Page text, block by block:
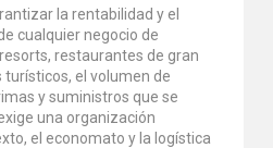
la rentabilidad y el
cualquier negocio de
restaurantes de gran
el volumen de
y suministros que se
una organización
el economato y la logística